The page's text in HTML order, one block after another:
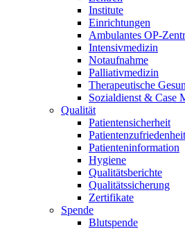
Institute
Einrichtungen
Ambulantes OP-
Intensivmedizin
Notaufnahme
Palliativmedizin
Therapeutische
Sozialdienst & Case
Qualität
Patientensicherheit
Patientenzufriedenheit
Patienteninformation
Hygiene
Qualitätsberichte
Qualitätssicherung
Zertifikate
Spende
Blutspende